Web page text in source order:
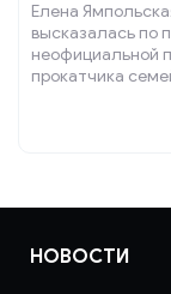
Елена
высказалась по
неофициальной
прокатчика
НОВОСТИ